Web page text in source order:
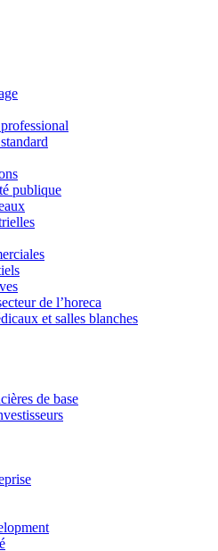
publique
de l’horeca
et salles blanches
de base